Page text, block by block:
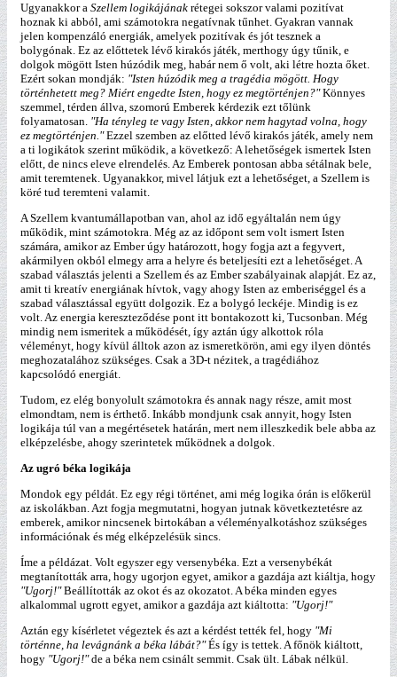
Ugyanakkor a Szellem logikájának rétegei sokszor valami pozitívat
hoznak ki abból, ami számotokra negatívnak tűnhet. Gyakran vannak
jelen kompenzáló energiák, amelyek pozitívak és jót tesznek a
bolygónak. Ez az előttetek lévő kirakós játék, merthogy úgy tűnik, e
dolgok mögött Isten húzódik meg, habár nem ő volt, aki létre hozta őket.
Ezért sokan mondják: "Isten húzódik meg a tragédia mögött. Hogy
történhetett meg? Miért engedte Isten, hogy ez megtörténjen?"Könnyes
szemmel, térden állva, szomorú Emberek kérdezik ezt tőlünk
folyamatosan. "Ha tényleg te vagy Isten, akkor nem hagytad volna, hogy
ez megtörténjen."Ezzel szemben az előtted lévő kirakós játék, amely nem
a ti logikátok szerint működik, a következő: A lehetőségek ismertek Isten
előtt, de nincs eleve elrendelés. Az Emberek pontosan abba sétálnak bele,
amit teremtenek. Ugyanakkor, mivel látjuk ezt a lehetőséget, a Szellem is
köré tud teremteni valamit.
A Szellem kvantumállapotban van, ahol az idő egyáltalán nem úgy
működik, mint számotokra. Még az az időpont sem volt ismert Isten
számára, amikor az Ember úgy határozott, hogy fogja azt a fegyvert,
akármilyen okból elmegy arra a helyre és beteljesíti ezt a lehetőséget. A
szabad választás jelenti a Szellem és az Ember szabályainak alapját. Ez az,
amit ti kreatív energiának hívtok, vagy ahogy Isten az emberiséggel és a
szabad választással együtt dolgozik. Ez a bolygó leckéje. Mindig is ez
volt. Az energia kereszteződése pont itt bontakozott ki, Tucsonban. Még
mindig nem ismeritek a működését, így aztán úgy alkottok róla
véleményt, hogy kívül álltok azon az ismeretkörön, ami egy ilyen döntés
meghozatalához szükséges. Csak a 3D-t nézitek, a tragédiához
kapcsolódó energiát.
Tudom, ez elég bonyolult számotokra és annak nagy része, amit most
elmondtam, nem is érthető. Inkább mondjunk csak annyit, hogy Isten
logikája túl van a megértésetek határán, mert nem illeszkedik bele abba az
elképzelésbe, ahogy szerintetek működnek a dolgok.
Az ugró béka logikája
Mondok egy példát. Ez egy régi történet, ami még logika órán is előkerül
az iskolákban. Azt fogja megmutatni, hogyan jutnak következtetésre az
emberek, amikor nincsenek birtokában a véleményalkotáshoz szükséges
információnak és még elképzelésük sincs.
Íme a példázat. Volt egyszer egy versenybéka. Ezt a versenybékát
megtanították arra, hogy ugorjon egyet, amikor a gazdája azt kiáltja, hogy
"Ugorj!"Beállították az okot és az okozatot. A béka minden egyes
alkalommal ugrott egyet, amikor a gazdája azt kiáltotta: "Ugorj!"
Aztán egy kísérletet végeztek és azt a kérdést tették fel, hogy "Mi
történne, ha levágnánk a béka lábát?"És így is tettek. A főnök kiáltott,
hogy "Ugorj!"de a béka nem csinált semmit. Csak ült. Lábak nélkül.